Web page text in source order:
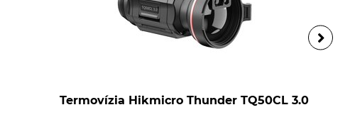
Termovízia Hikmicro Thunder TQ50CL 3.0